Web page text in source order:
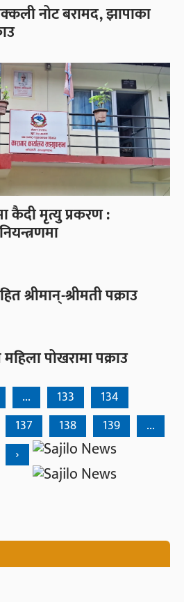
नोट बरामद, झापाका
कैदी मृत्यु प्रकरण :
श्रीमान्-श्रीमती पक्राउ
महिला पोखरामा पक्राउ
... 133
134
137 138 139
...
›